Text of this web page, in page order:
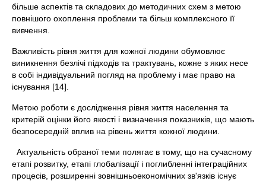
більше аспектів та складових до методичних схем з метою
повнішого охоплення проблеми та більш комплексного її
вивчення.
Важливість рівня життя для кожної людини обумовлює
виникнення безлічі підходів та трактувань, кожне з яких несе
в собі індивідуальний погляд на проблему і має право на
існування [14].
Метою роботи є дослідження рівня життя населення та
критерій оцінки його якості і визначення показників, що мають
безпосередній вплив на рівень життя кожної людини.
Актуальність обраної теми полягає в тому, що на сучасному
етапі розвитку, етапі глобалізації і поглибленні інтеграційних
процесів, розширенні зовнішньоекономічних зв'язків існує